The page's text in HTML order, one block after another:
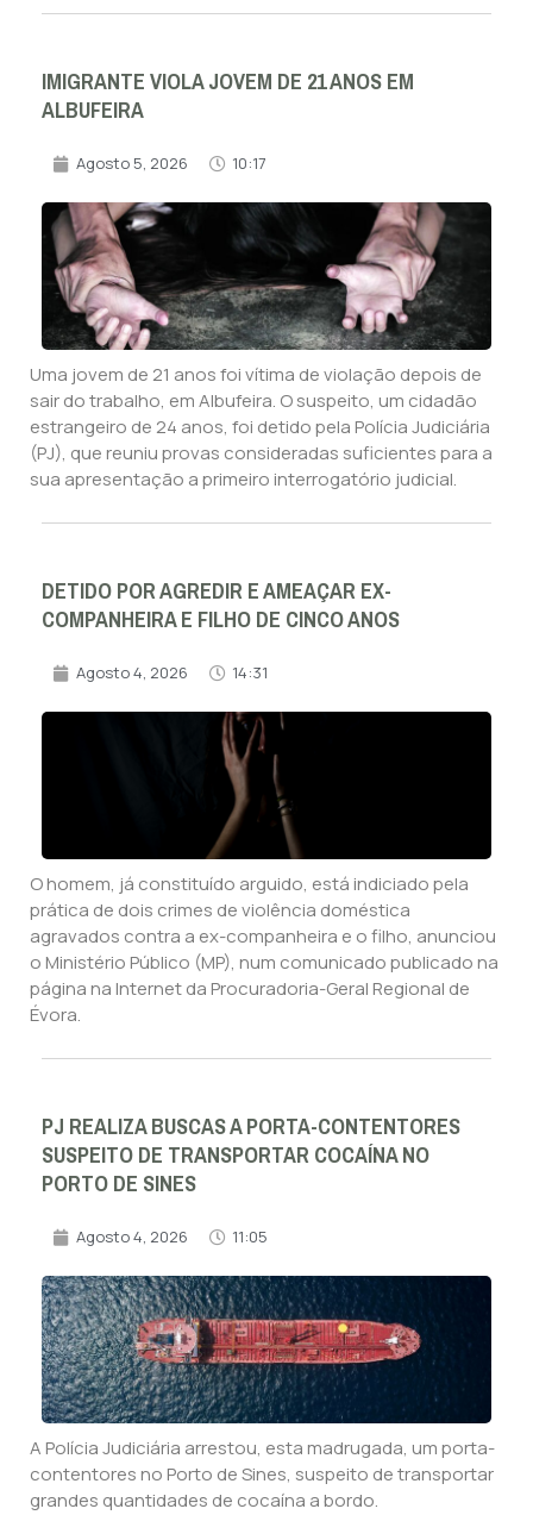
IMIGRANTE VIOLA JOVEM DE 21 ANOS EM
ALBUFEIRA
Agosto 5, 2026 10:17
Uma jovem de 21 anos foi vítima de violação depois de
sair do trabalho, em Albufeira. O suspeito, um cidadão
estrangeiro de 24 anos, foi detido pela Polícia Judiciária
(PJ), que reuniu provas consideradas suficientes para a
sua apresentação a primeiro interrogatório judicial.
DETIDO POR AGREDIR E AMEAÇAR EX-
COMPANHEIRA E FILHO DE CINCO ANOS
Agosto 4, 2026 14:31
O homem, já constituído arguido, está indiciado pela
prática de dois crimes de violência doméstica
agravados contra a ex-companheira e o filho, anunciou
o Ministério Público (MP), num comunicado publicado na
página na Internet da Procuradoria-Geral Regional de
Évora.
PJ REALIZA BUSCAS A PORTA-CONTENTORES
SUSPEITO DE TRANSPORTAR COCAÍNA NO
PORTO DE SINES
Agosto 4, 2026 11:05
A Polícia Judiciária arrestou, esta madrugada, um porta-
contentores no Porto de Sines, suspeito de transportar
grandes quantidades de cocaína a bordo.